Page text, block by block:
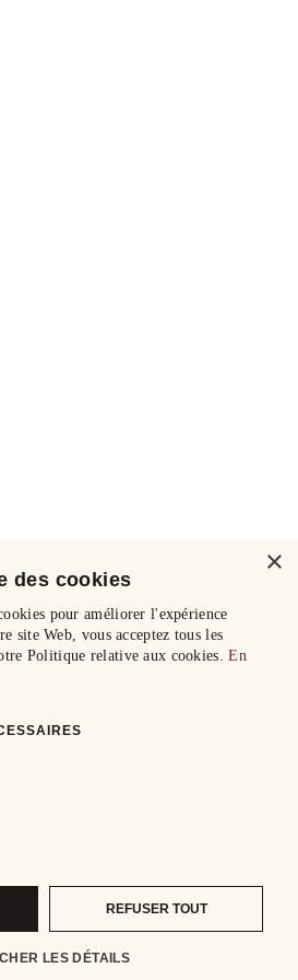
×
des cookies
pour améliorer l'expérience
site Web, vous acceptez tous les
Politique relative aux cookies.En
REFUSER TOUT
LES DÉTAILS